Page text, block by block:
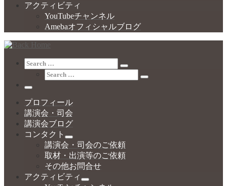
アクティビティ
YouTubeチャンネル
Amebaオフィシャルブログ
Search
Search
Search
Search
Menu
プロフィール
講演会・司会
講演会ブログ
コンタクト
講演会・司会のご依頼
取材・出演等のご依頼
その他お問合せ
アクティビティ